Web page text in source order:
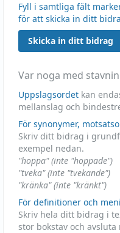
Fyll i samtliga fält
för att skicka in ditt
Skicka in ditt bidrag
Var noga med
Uppslagsordet kan
mellanslag och
För synonymer,
Skriv ditt bidrag i
exempel nedan.
"hoppa" (inte "hoppade")
"tveka" (inte "tvekande")
"kränka" (inte "kränkt")
För definitioner och
Skriv hela ditt bidrag i
stor bokstav och avsluta